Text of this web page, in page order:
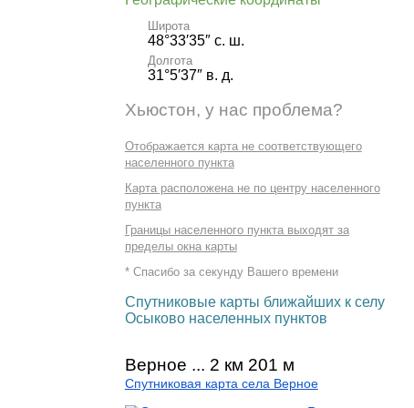
Широта
48°33′35″ с. ш.
Долгота
31°5′37″ в. д.
Хьюстон, у нас проблема?
Отображается карта не соответствующего
населенного пункта
Карта расположена не по центру населенного
пункта
Границы населенного пункта выходят за
пределы окна карты
* Спасибо за секунду Вашего времени
Спутниковые карты ближайших к селу
Осыково населенных пунктов
Верное ... 2 км 201 м
Спутниковая карта села Верное